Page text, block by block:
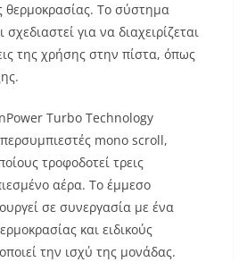
θερμοκρασίας. Το σύστημα
για να διαχειρίζεται
της χρήσης στην πίστα, όπως
Turbo Technology
mono scroll,
τροφοδοτεί τρεις
αέρα. Το έμμεσο
σε συνεργασία με ένα
και ειδικούς
την ισχύ της μονάδας.